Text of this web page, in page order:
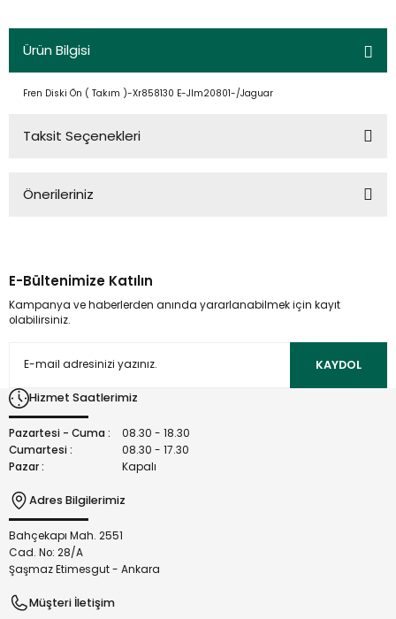
Ürün Bilgisi
Fren Diski Ön ( Takım )-Xr858130 E-Jlm20801-/Jaguar
Taksit Seçenekleri
Önerileriniz
kullanarak tarafımıza iletebilirsiniz.
Görüş ve önerileriniz için teşekkür ederiz.
Ürün açıklamasında eksik bilgiler bulunuyor.
Bu ürüne benzer farklı alternatifler olmalı.
E-Bültenimize Katılın
Kampanya ve haberlerden anında yararlanabilmek için kayıt
olabilirsiniz.
KAYDOL
Hizmet Saatlerimiz
Pazartesi - Cuma :
08.30 - 18.30
Cumartesi :
08.30 - 17.30
Pazar :
Kapalı
Adres Bilgilerimiz
Bahçekapı Mah. 2551
Cad. No: 28/A
Şaşmaz Etimesgut - Ankara
Müşteri İletişim